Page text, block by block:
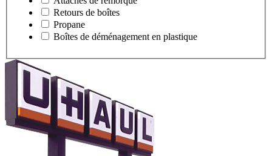
Retours de boîtes
Propane
Boîtes de déménagement en plastique